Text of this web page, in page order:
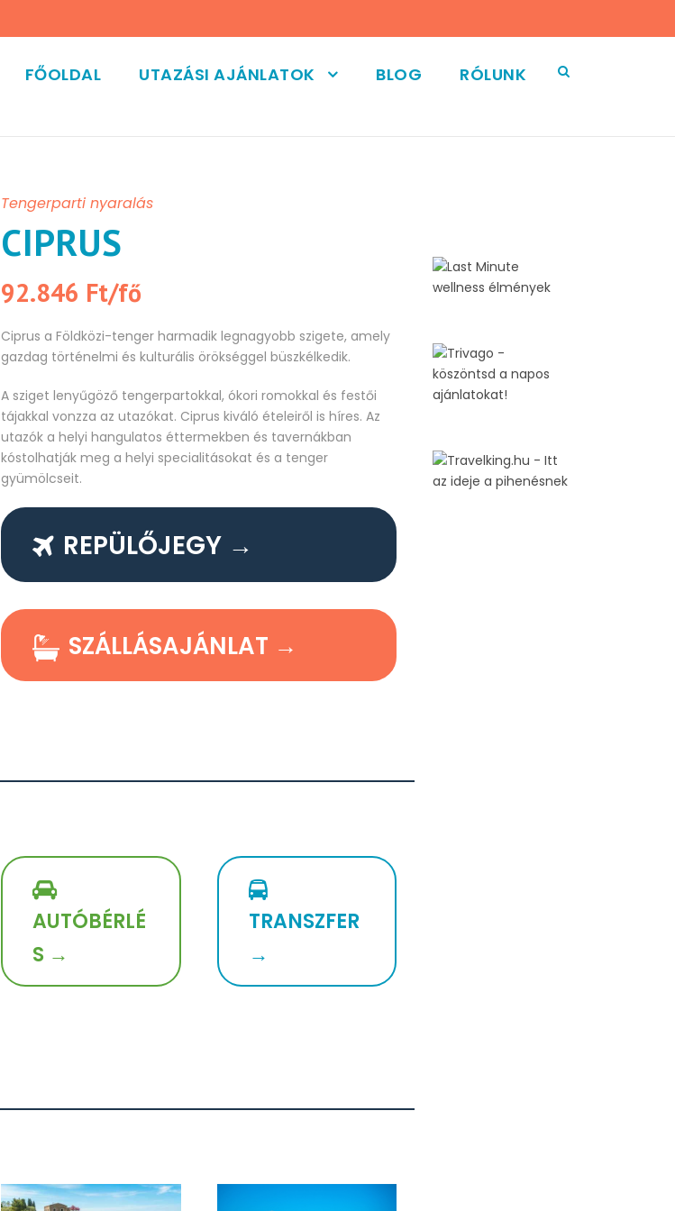
FŐOLDAL UTAZÁSI AJÁNLATOK BLOG RÓLUNK
Tengerparti nyaralás
CIPRUS
92.846 Ft/fő
Ciprus a Földközi-tenger harmadik legnagyobb szigete, amely
gazdag történelmi és kulturális örökséggel büszkélkedik.
A sziget lenyűgöző tengerpartokkal, ókori romokkal és festői
tájakkal vonzza az utazókat. Ciprus kiváló ételeiről is híres. Az
utazók a helyi hangulatos éttermekben és tavernákban
kóstolhatják meg a helyi specialitásokat és a tenger
gyümölcseit.
REPÜLŐJEGY →
SZÁLLÁSAJÁNLAT →
AUTÓBÉRLÉ
S →
TRANSZFER
→